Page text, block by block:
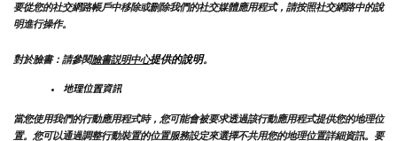
要從您的社交網路帳戶中移除或刪除我們的社交媒體應用程式，請按照社交網路中的說
明進行操作。
對於臉書：請參閱臉書説明中心提供的說明。
地理位置資訊
當您使用我們的行動應用程式時，您可能會被要求透過該行動應用程式提供您的地理位
置。您可以通過調整行動裝置的位置服務設定來選擇不共用您的地理位置詳細資訊。要